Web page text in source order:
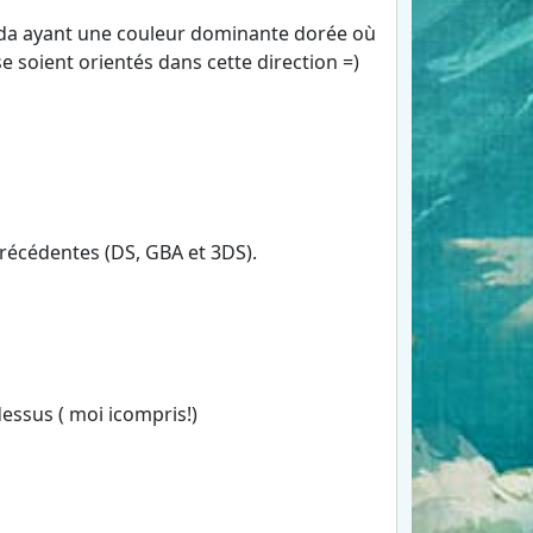
ayant une couleur dominante dorée où
soient orientés dans cette direction =)
(DS, GBA et 3DS).
( moi icompris!)